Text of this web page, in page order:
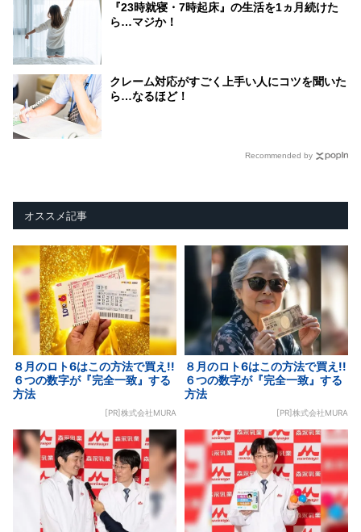
『23時就寝・7時起床』の生活を1ヵ月続けた
ら…マジか！
クレーム対応がすごく上手い人にコツを聞いた
ら…なるほど！
Recommended by
オススメ記事
８月のロト6はこの方法で買え!!
６つの数字が『完全一致』する
方法
[PR]株式会社MURA
８月のロト6はこの方法で買え!!
６つの数字が『完全一致』する
方法
[PR]株式会社MURA